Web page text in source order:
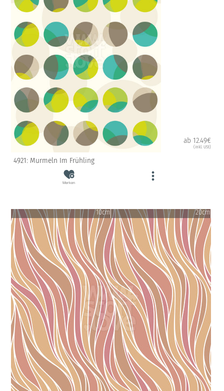
ab 12.49€
(inkl. USt)
4921: Murmeln Im Frühling
Merken
10cm 20cm